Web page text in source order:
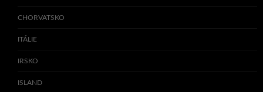
CHORVATSKO
ITÁLIE
IRSKO
ISLAND